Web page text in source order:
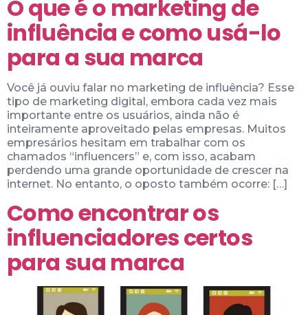
O que é o marketing de
influência e como usá-lo
para a sua marca
Você já ouviu falar no marketing de influência? Esse
tipo de marketing digital, embora cada vez mais
importante entre os usuários, ainda não é
inteiramente aproveitado pelas empresas. Muitos
empresários hesitam em trabalhar com os
chamados “influencers” e, com isso, acabam
perdendo uma grande oportunidade de crescer na
internet. No entanto, o oposto também ocorre: […]
Como encontrar os
influenciadores certos
para sua marca